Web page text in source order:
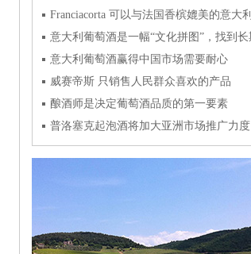
意大利葡萄酒赢得中国市场需要耐心
威赛帝斯 只销售人民群众喜欢的产品
酿酒师是决定葡萄酒品质的第一要素
普洛塞克起泡酒将加大亚洲市场推广力度